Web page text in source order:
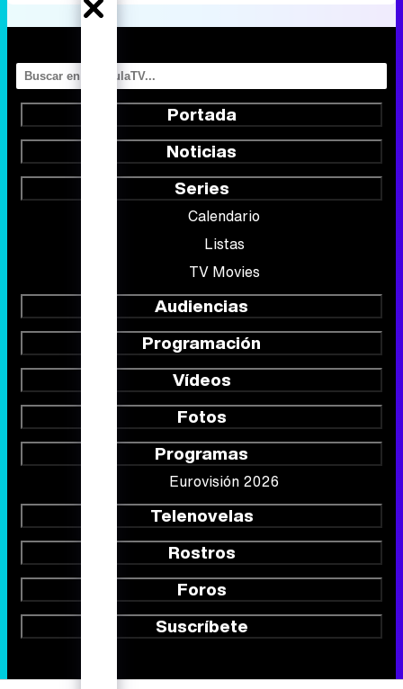
Portada
Noticias
Series
Calendario
Listas
TV Movies
Audiencias
Programación
Vídeos
Fotos
Programas
Eurovisión 2026
Telenovelas
Rostros
Foros
Suscríbete